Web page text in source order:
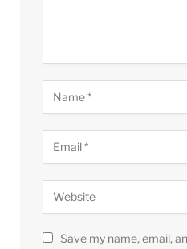
Save my name, email,